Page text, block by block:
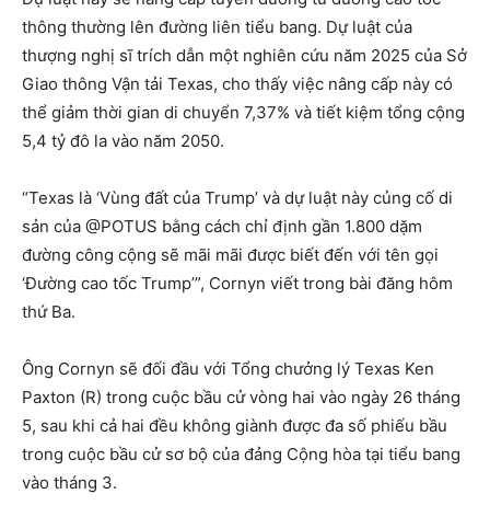
thông thường lên đường liên tiểu bang. Dự luật của
thượng nghị sĩ trích dẫn một nghiên cứu năm 2025 của Sở
Giao thông Vận tải Texas, cho thấy việc nâng cấp này có
thể giảm thời gian di chuyển 7,37% và tiết kiệm tổng cộng
5,4 tỷ đô la vào năm 2050.
“Texas là ‘Vùng đất của Trump’ và dự luật này củng cố di
sản của @POTUS bằng cách chỉ định gần 1.800 dặm
đường công cộng sẽ mãi mãi được biết đến với tên gọi
‘Đường cao tốc Trump’”, Cornyn viết trong bài đăng hôm
thứ Ba.
Ông Cornyn sẽ đối đầu với Tổng chưởng lý Texas Ken
Paxton (R) trong cuộc bầu cử vòng hai vào ngày 26 tháng
5, sau khi cả hai đều không giành được đa số phiếu bầu
trong cuộc bầu cử sơ bộ của đảng Cộng hòa tại tiểu bang
vào tháng 3.